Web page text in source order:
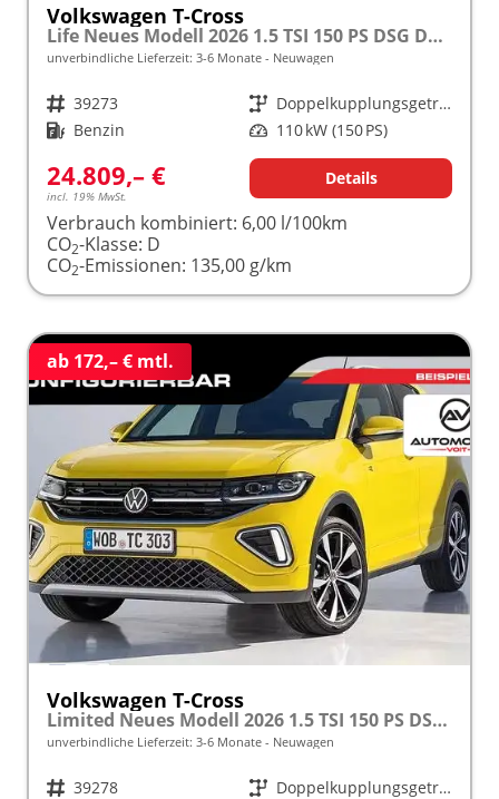
Volkswagen T-Cross
Life Neues Modell 2026 1.5 TSI 150 PS DSG DSG/AUTOMATIK, 16" Alu, Parksensoren vo/hi, LED-Scheinwerfer, Radio Composition 8", App-Connect, Klima, M-Lederlenkrad, Digitales Cockpit, Müdigkeitserkennung, Dachreling, Lane Assist, Armlehne vorn
unverbindliche Lieferzeit: 3-6 Monate Neuwagen
Fahrzeugnr. 39273 Getriebe
Doppelkupplungsgetriebe (DSG)
Kraftstoff Benzin Leistung 110 kW (150 PS)
24.809,– €
incl. 19% MwSt.
Details
Verbrauch kombiniert: 6,00 l/100km
CO2-Klasse: D
CO2-Emissionen: 135,00 g/km
ab 172,– € mtl.
Volkswagen T-Cross
Limited Neues Modell 2026 1.5 TSI 150 PS DSG 17" Kamera, Alu, Parksensoren vo/hi, LED-Scheinwerfer, Radio Composition 8", App-Connect, Klima, M-Lederlenkrad, Digitales Cockpit, Müdigkeitserkennung, Dachreling, Lane Assist, Armlehne vorn
unverbindliche Lieferzeit: 3-6 Monate Neuwagen
Fahrzeugnr. 39278 Getriebe
Doppelkupplungsgetriebe (DSG)